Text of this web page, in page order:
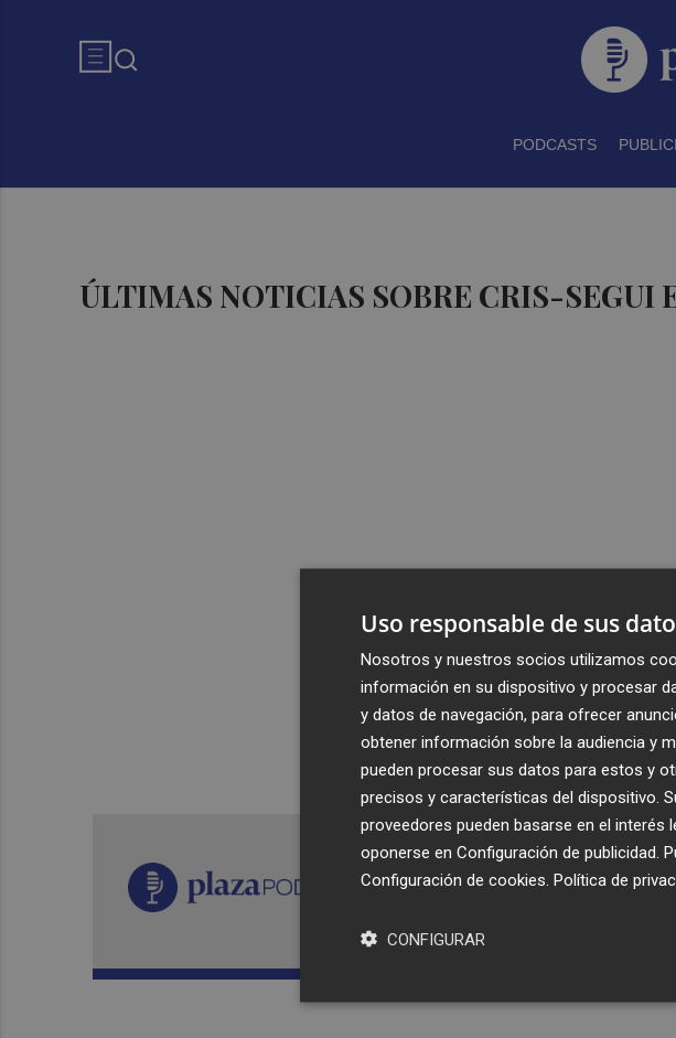
PODCASTS
ÚLTIMAS NOTICIAS SOBRE CRIS-SEGUI
Recibe
Plaza
Uso responsable de sus
Nosotros y nuestros socios utilizamos
información en su dispositivo y procesar
y datos de navegación, para ofrecer
obtener información sobre la audiencia y
pueden procesar sus datos para estos y
precisos y características del dispositivo.
proveedores pueden basarse en el
oponerse en Configuración de publicidad .
Configuración de cookies Política de
CONFIGURAR